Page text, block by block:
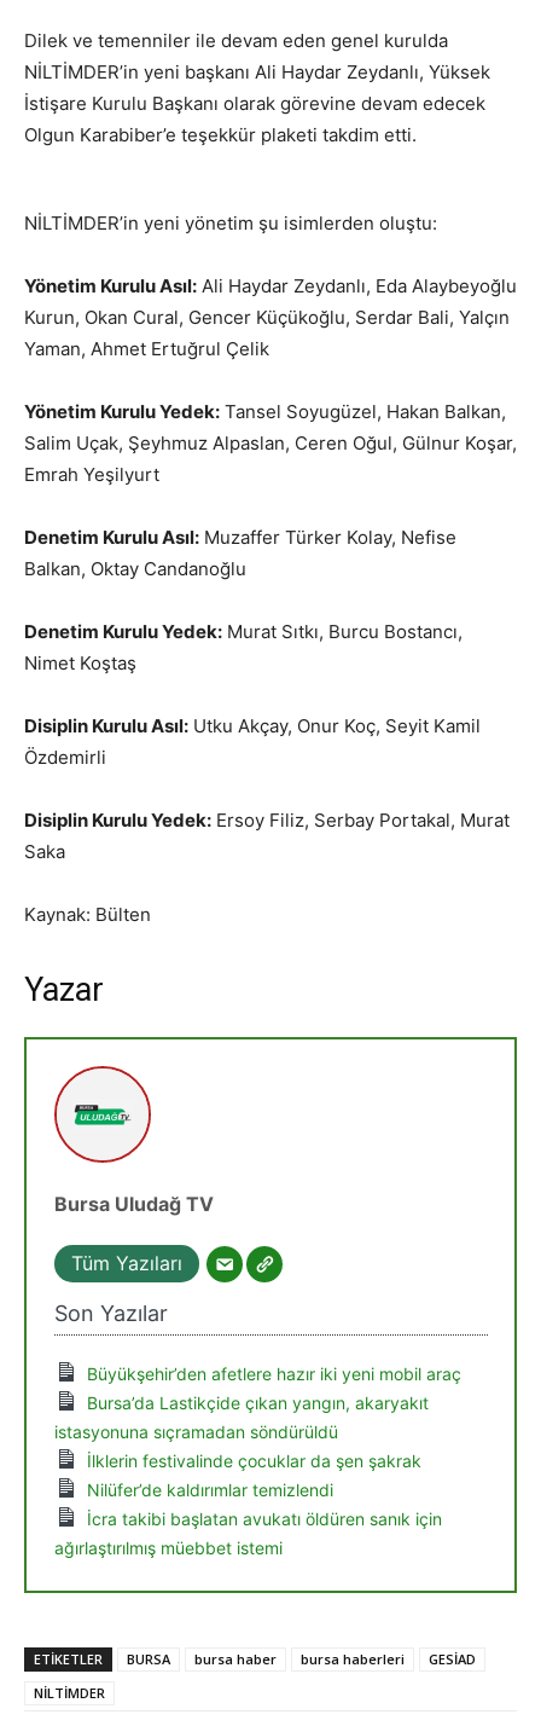
Dilek ve temenniler ile devam eden genel kurulda
NİLTİMDER’in yeni başkanı Ali Haydar Zeydanlı, Yüksek
İstişare Kurulu Başkanı olarak görevine devam edecek
Olgun Karabiber’e teşekkür plaketi takdim etti.
NİLTİMDER’in yeni yönetim şu isimlerden oluştu:
Yönetim Kurulu Asıl: Ali Haydar Zeydanlı, Eda Alaybeyoğlu
Kurun, Okan Cural, Gencer Küçükoğlu, Serdar Bali, Yalçın
Yaman, Ahmet Ertuğrul Çelik
Yönetim Kurulu Yedek: Tansel Soyugüzel, Hakan Balkan,
Salim Uçak, Şeyhmuz Alpaslan, Ceren Oğul, Gülnur Koşar,
Emrah Yeşilyurt
Denetim Kurulu Asıl: Muzaffer Türker Kolay, Nefise
Balkan, Oktay Candanoğlu
Denetim Kurulu Yedek: Murat Sıtkı, Burcu Bostancı,
Nimet Koştaş
Disiplin Kurulu Asıl: Utku Akçay, Onur Koç, Seyit Kamil
Özdemirli
Disiplin Kurulu Yedek: Ersoy Filiz, Serbay Portakal, Murat
Saka
Kaynak: Bülten
Yazar
Bursa Uludağ TV
Tüm Yazıları
Son Yazılar
Büyükşehir’den afetlere hazır iki yeni mobil araç
Bursa’da Lastikçide çıkan yangın, akaryakıt
istasyonuna sıçramadan söndürüldü
İlklerin festivalinde çocuklar da şen şakrak
Nilüfer’de kaldırımlar temizlendi
İcra takibi başlatan avukatı öldüren sanık için
ağırlaştırılmış müebbet istemi
ETIKETLER BURSA bursa haber bursa haberleri
GESİAD
NİLTİMDER